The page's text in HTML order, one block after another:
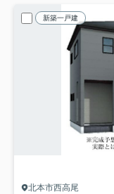
新築一戸建
北本市西高尾